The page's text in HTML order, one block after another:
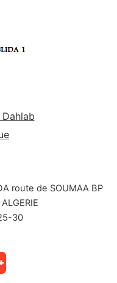
route de SOUMAA BP
30